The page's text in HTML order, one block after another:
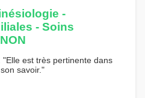
-
- Soins
"Elle est très pertinente dans
savoir."